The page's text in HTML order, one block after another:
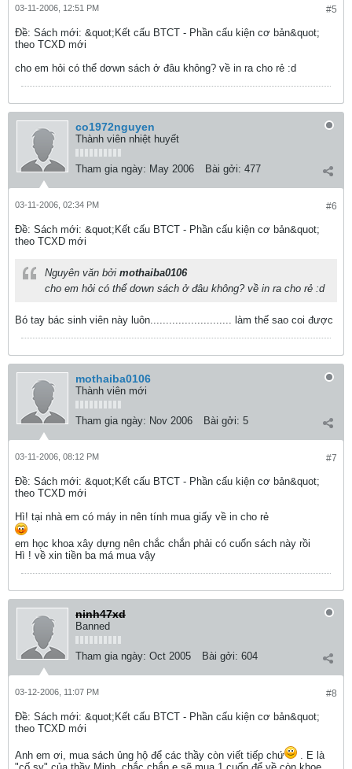
#5
03-11-2006, 12:51 PM
Ðề: Sách mới: &quot;Kết cấu BTCT - Phần cấu kiện cơ bản&quot;
theo TCXD mới
cho em hỏi có thể dơwn sách ở đâu không? về in ra cho rẻ :d
co1972nguyen
Thành viên nhiệt huyết
Tham gia ngày: May 2006 Bài gởi: 477
#6
03-11-2006, 02:34 PM
Ðề: Sách mới: &quot;Kết cấu BTCT - Phần cấu kiện cơ bản&quot;
theo TCXD mới
Nguyên văn bởi mothaiba0106
cho em hỏi có thể dơwn sách ở đâu không? về in ra cho rẻ :d
Bó tay bác sinh viên này luôn.......................... làm thế sao coi được
mothaiba0106
Thành viên mới
Tham gia ngày: Nov 2006 Bài gởi: 5
#7
03-11-2006, 08:12 PM
Ðề: Sách mới: &quot;Kết cấu BTCT - Phần cấu kiện cơ bản&quot;
theo TCXD mới
Hì! tại nhà em có máy in nên tính mua giấy về in cho rẻ
em học khoa xây dựng nên chắc chắn phải có cuốn sách này rồi
Hì ! về xin tiền ba má mua vậy
ninh47xd
Banned
Tham gia ngày: Oct 2005 Bài gởi: 604
#8
03-12-2006, 11:07 PM
Ðề: Sách mới: &quot;Kết cấu BTCT - Phần cấu kiện cơ bản&quot;
theo TCXD mới
Anh em ơi, mua sách ủng hộ để các thầy còn viết tiếp chứ
. E là